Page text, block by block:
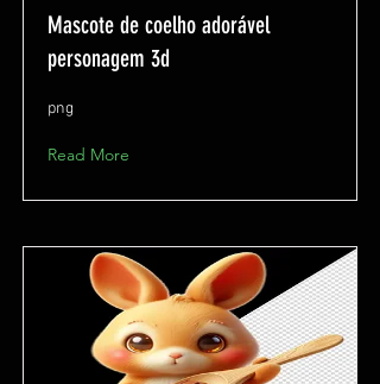
Mascote de coelho adorável
personagem 3d
png
Read More